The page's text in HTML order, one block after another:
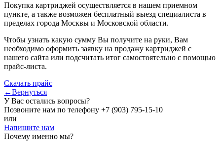
Покупка картриджей осуществляется в нашем приемном
пункте, а также возможен бесплатный выезд специалиста в
пределах города Москвы и Московской области.
Чтобы узнать какую сумму Вы получите на руки, Вам
необходимо оформить заявку на продажу картриджей с
нашего сайта или подсчитать итог самостоятельно с помощью
прайс-листа.
Скачать прайс
←Вернуться
У Вас остались вопросы?
Позвоните нам по телефону +7 (903) 795-15-10
или
Напишите нам
Почему именно мы?